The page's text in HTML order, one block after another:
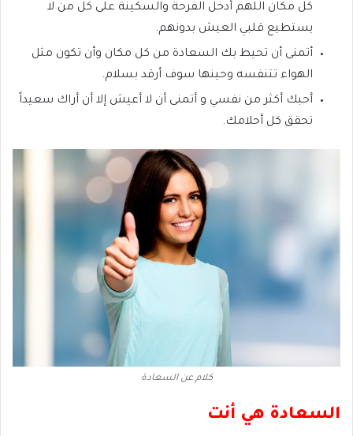
كل مكان اللهم أدخل الفرحة والسكينة على كل من لا
يستطيع قلبي العيش بدونهم.
أتمنى أن تحيط بك السعادة من كل مكان وأن تكون مثل
الهواء تتنفسه وحينها سوف أرقد بسلام.
أحبك أكثر من نفسي و أتمنى أن لا أعيش إلا أن أراك سعيداً
تحقق كل أحلامك.
كلام عن السعادة
السعادة هي أنت